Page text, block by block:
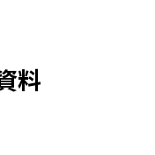
料